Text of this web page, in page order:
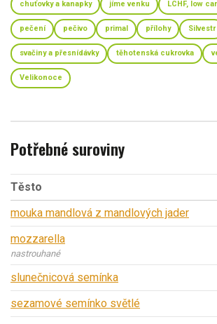
chuťovky a kanapky jíme venku LCHF, low
pečení pečivo primal přílohy Silvestr
svačiny a přesnídávky těhotenská cukrovka
Velikonoce
Potřebné suroviny
Těsto
mouka mandlová z mandlových jader
mozzarella
nastrouhané
slunečnicová semínka
sezamové semínko světlé